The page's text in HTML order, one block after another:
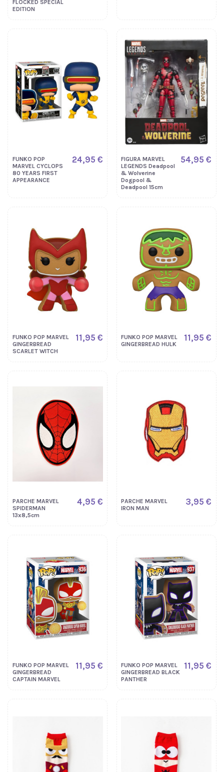
FLOCKED SPECIAL
EDITION
FUNKO POP
MARVEL CYCLOPS
80 YEARS FIRST
APPEARANCE
24,95 €
FIGURA MARVEL
LEGENDS Deadpool
& Wolverine
Dogpool &
Deadpool 15cm
54,95 €
FUNKO POP MARVEL
GINGERBREAD
SCARLET WITCH
11,95 €
FUNKO POP MARVEL
GINGERBREAD HULK
11,95 €
PARCHE MARVEL
SPIDERMAN
13x8,5cm
4,95 €
PARCHE MARVEL
IRON MAN
3,95 €
FUNKO POP MARVEL
GINGERBREAD
CAPTAIN MARVEL
11,95 €
FUNKO POP MARVEL
GINGERBREAD BLACK
PANTHER
11,95 €